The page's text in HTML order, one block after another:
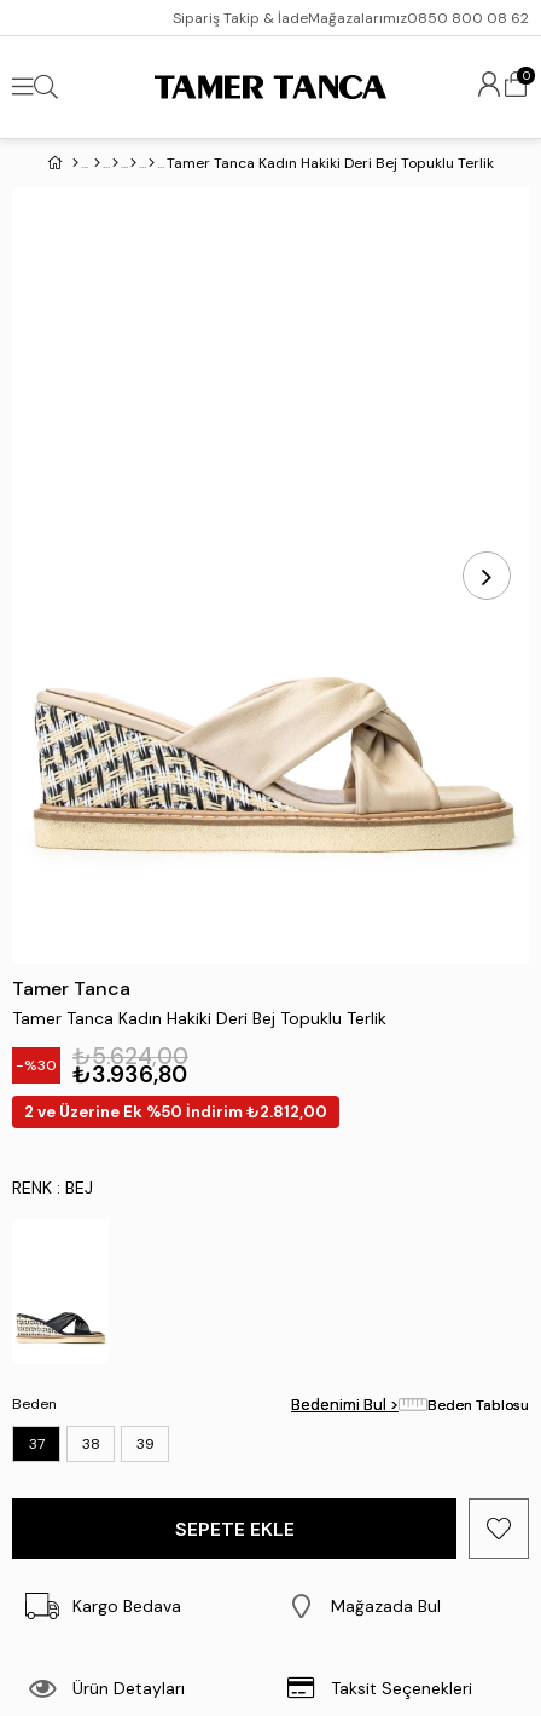
Sipariş Takip & İadeMağazalarımız0850 800 08 62
0
Tamer Tanca Kadın Hakiki Deri Bej Topuklu Terlik
Tamer Tanca
Tamer Tanca Kadın Hakiki Deri Bej Topuklu Terlik
30 ₺5.624,00
₺3.936,80
2 ve Üzerine Ek %50 İndirim ₺2.812,00
RENK : BEJ
Beden
37 38 39
Bedenimi Bul > Beden Tablosu
Bedenimi Bul > Beden Tablosu
Kargo Bedava Mağazada Bul
Ürün Detayları Taksit Seçenekleri